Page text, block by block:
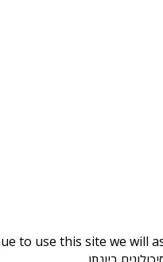
to use this site we will